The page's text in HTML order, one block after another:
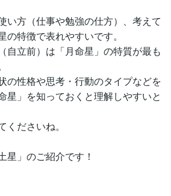
い方（仕事や勉強の仕方）、考えて
の特徴で表れやすいです。
自立前）は「月命星」の特質が最も
の性格や思考・行動のタイプなどを
星」を知っておくと理解しやすいと
ださいね。
星」のご紹介です！